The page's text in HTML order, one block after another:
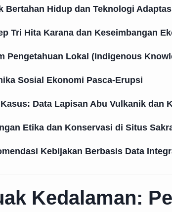
Bertahan Hidup dan Teknologi
Tri Hita Karana dan Keseimbangan
Pengetahuan Lokal (Indigenous
Sosial Ekonomi Pasca-Erupsi
Data Lapisan Abu Vulkanik dan
Etika dan Konservasi di Situs
Kebijakan Berbasis Data
Kedalaman: